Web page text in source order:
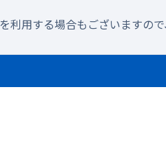
用する場合もございますので